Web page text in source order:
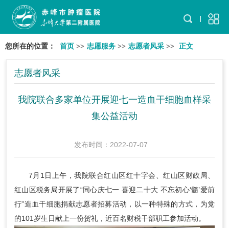
您所在的位置： 首页 >> 志愿服务 >> 志愿者风采 >> 正文
志愿者风采
我院联合多家单位开展迎七一造血干细胞血样采
集公益活动
发布时间：2022-07-07
7月1日上午，我院联合红山区红十字会、红山区财政局、
红山区税务局开展了“同心庆七一 喜迎二十大 不忘初心‘髓’爱前
行”造血干细胞捐献志愿者招募活动，以一种特殊的方式，为党
的101岁生日献上一份贺礼，近百名财税干部职工参加活动。